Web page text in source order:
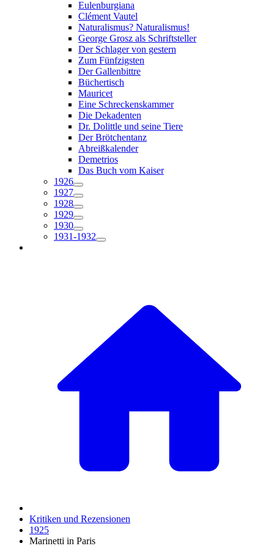
Eulenburgiana
Clément Vautel
Naturalismus? Naturalismus!
George Grosz als Schriftsteller
Der Schlager von gestern
Zum Fünfzigsten
Der Gallenbittre
Büchertisch
Mauricet
Eine Schreckenskammer
Die Dekadenten
Dr. Dolittle und seine Tiere
Der Brötchentanz
Abreißkalender
Demetrios
Das Buch vom Kaiser
1926
1927
1928
1929
1930
1931-1932
Kritiken und Rezensionen
1925
Marinetti in Paris